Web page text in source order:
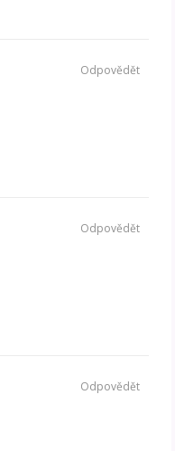
Odpovědět
Odpovědět
Odpovědět